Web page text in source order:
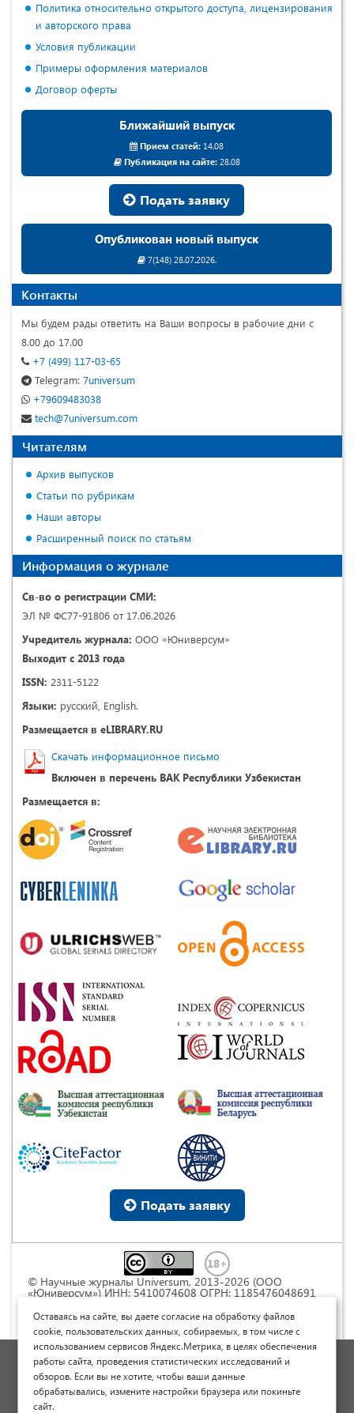
Политика относительно открытого доступа, лицензирования
и авторского права
Условия публикации
Примеры оформления материалов
Договор оферты
Ближайший выпуск
Прием статей: 14.08
Публикация на сайте:28.08
Подать заявку
Опубликован новый выпуск
7(148) 28.07.2026.
Контакты
Мы будем рады ответить на Ваши вопросы в рабочие дни с
8.00 до 17.00
+7 (499) 117-03-65
Telegram: 7universum
+79609483038
tech@7universum.com
Читателям
Архив выпусков
Статьи по рубрикам
Наши авторы
Расширенный поиск по статьям
Информация о журнале
Св-во о регистрации СМИ:
ЭЛ № ФС77-91806 от 17.06.2026
Учредитель журнала: ООО «Юниверсум»
Выходит с 2013 года
ISSN: 2311-5122
Языки: русский, English.
Размещается в eLIBRARY.RU
Скачать информационное письмо
Включен в перечень ВАК Республики Узбекистан
Размещается в:
Подать заявку
© Научные журналы Universum, 2013-2026 (ООО
«Юниверсум») ИНН: 5410074608 ОГРН: 1185476048691
Commons « Attribution» («Атрибуция») 4.0
Непортированная
Политика обработки персональных данных
Договор оферты
Опубликовать научную статью
Оставаясь на сайте, вы даете согласие на обработку файлов
cookie, пользовательских данных, собираемых, в том числе с
использованием сервисов Яндекс.Метрика, в целях обеспечения
работы сайта, проведения статистических исследований и
обзоров. Если вы не хотите, чтобы ваши данные
обрабатывались, измените настройки браузера или покиньте
сайт.